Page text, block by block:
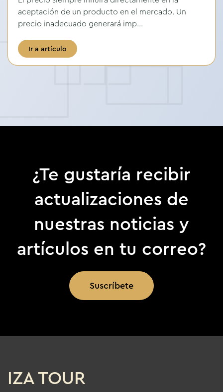
aceptación de un producto en el mercado. Un
precio inadecuado generará imp...
Ir a artículo
¿Te gustaría recibir
actualizaciones de
nuestras noticias y
artículos en tu correo?
Suscríbete
IZA TOUR